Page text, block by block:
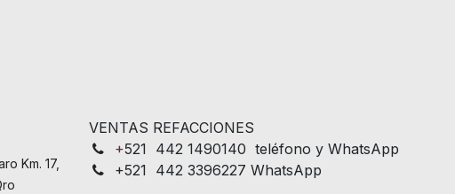
Km. 17,
VENTAS REFACCIONES
+521 442 1490140 teléfono y WhatsApp
+521 442 3396227 WhatsApp